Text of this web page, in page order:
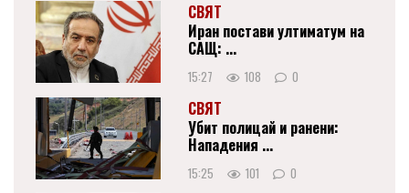
СВЯТ
Иран постави ултиматум на
САЩ: ...
15:27 108 0
СВЯТ
Убит полицай и ранени:
Нападения ...
15:25 101 0